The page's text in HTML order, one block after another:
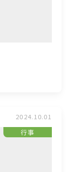
2024.10.01
行事